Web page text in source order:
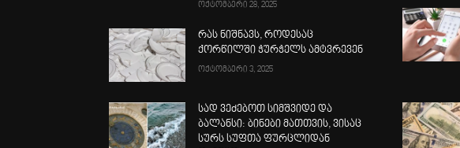
ოქტომბერი 28, 2025
რას ნიშნავს, როდესაც
ქორწილში ჭურჭელს ამტვრევენ
ოქტომბერი 3, 2025
სად ვეძებოთ სიმშვიდე და
ბალანსი: ბინები მათთვის, ვისაც
სურს სუფთა ფურცლიდან